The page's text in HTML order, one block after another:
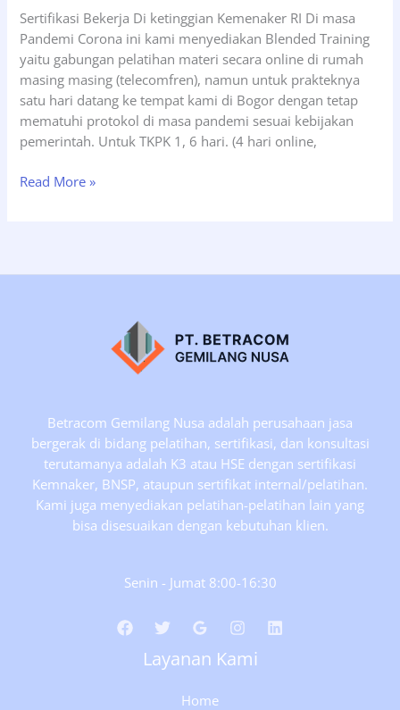
Mei
2022
Sertifikasi Bekerja Di ketinggian Kemenaker RI Di masa
Pandemi Corona ini kami menyediakan Blended Training
yaitu gabungan pelatihan materi secara online di rumah
masing masing (telecomfren), namun untuk prakteknya
satu hari datang ke tempat kami di Bogor dengan tetap
mematuhi protokol di masa pandemi sesuai kebijakan
pemerintah. Untuk TKPK 1, 6 hari. (4 hari online,
Jadwal
Tinggi
(TKBT
Read More »
Betracom Gemilang Nusa adalah perusahaan jasa
bergerak di bidang pelatihan, sertifikasi, dan konsultasi
terutamanya adalah K3 atau HSE dengan sertifikasi
Kemnaker, BNSP, ataupun sertifikat internal/pelatihan.
Kami juga menyediakan pelatihan-pelatihan lain yang
bisa disesuaikan dengan kebutuhan klien.
Senin - Jumat 8:00-16:30
Layanan Kami
Home